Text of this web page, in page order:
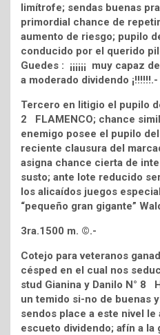
limítrofe; sendas buenas
primordial chance de
aumento de riesgo; pupilo
conducido por el querido
Guedes : ¡¡¡¡¡¡ muy capaz
a moderado dividendo ¡!!!!!!.-
Tercero en litigio el pupilo
2 FLAMENCO; chance
enemigo posee el pupilo
reciente clausura del
asigna chance cierta de
susto; ante lote reducido
los alicaídos juegos
“pequeño gran gigante”
3ra.1500 m. ©.-
Cotejo para veteranos
césped en el cual nos
stud Gianina y Danilo N° 8
un temido si-no de buenas
sendos place a este nivel
escueto dividendo; afín a la